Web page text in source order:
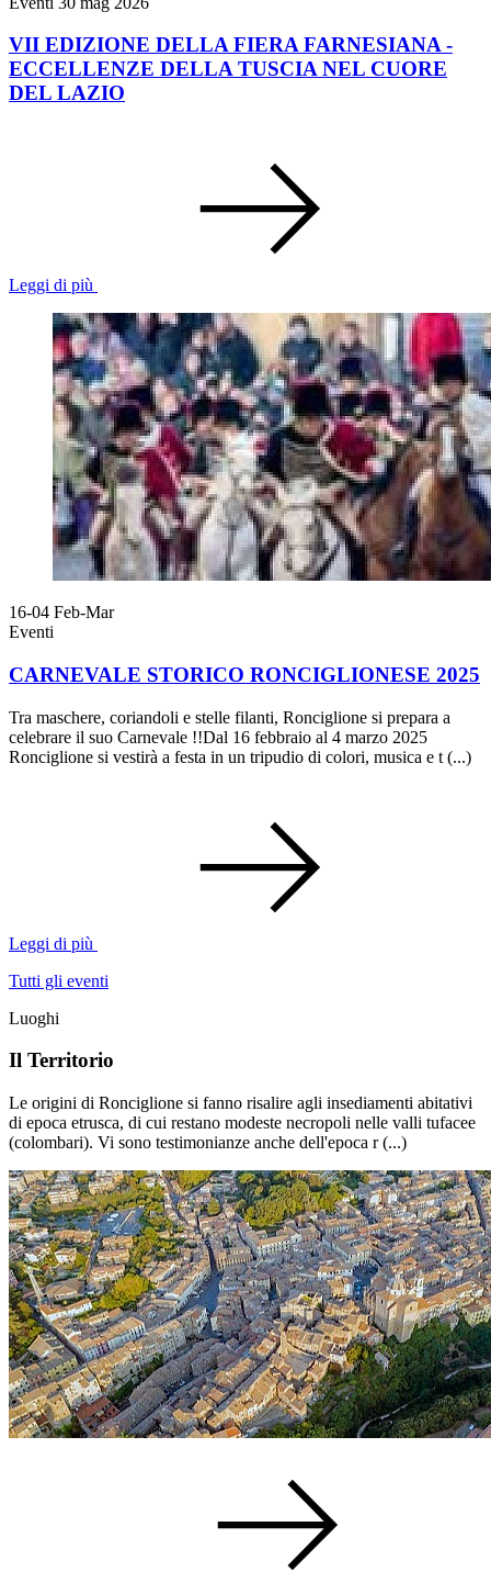
VII EDIZIONE DELLA FIERA FARNESIANA -
ECCELLENZE DELLA TUSCIA NEL CUORE
DEL LAZIO
Leggi di più
16-04 Feb-Mar
Eventi
CARNEVALE STORICO RONCIGLIONESE 2025
Tra maschere, coriandoli e stelle filanti, Ronciglione si prepara a
celebrare il suo Carnevale !!Dal 16 febbraio al 4 marzo 2025
Ronciglione si vestirà a festa in un tripudio di colori, musica e t (...)
Leggi di più
Tutti gli eventi
Luoghi
Il Territorio
Le origini di Ronciglione si fanno risalire agli insediamenti abitativi
di epoca etrusca, di cui restano modeste necropoli nelle valli tufacee
(colombari). Vi sono testimonianze anche dell'epoca r (...)